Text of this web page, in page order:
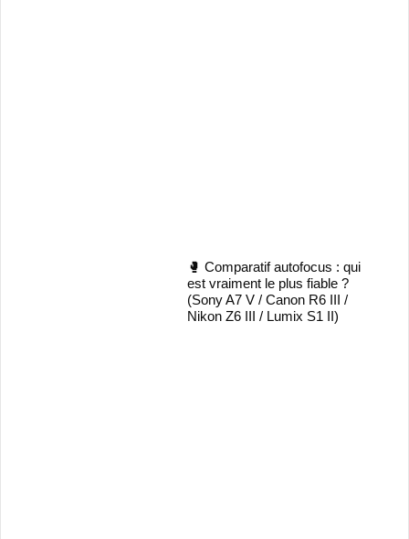
🥊 Comparatif autofocus : qui
est vraiment le plus fiable ?
(Sony A7 V / Canon R6 III /
Nikon Z6 III / Lumix S1 II)